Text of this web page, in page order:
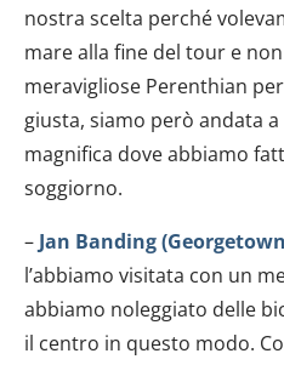
nostra scelta perché
mare alla fine del tour e
meravigliose Perenthian
giusta, siamo però andata
magnifica dove abbiamo
soggiorno.
– Jan Banding
l’abbiamo visitata con un
abbiamo noleggiato delle
il centro in questo modo.